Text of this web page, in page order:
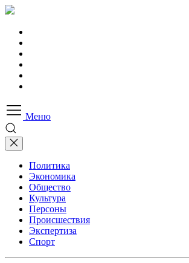
Меню
Политика
Экономика
Общество
Культура
Персоны
Происшествия
Экспертиза
Спорт